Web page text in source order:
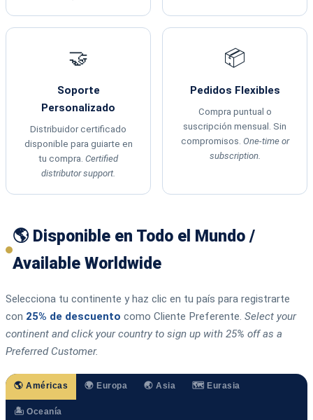
🤝
Soporte
Personalizado
Distribuidor certificado
disponible para guiarte en
tu compra. Certified
distributor support.
📦
Pedidos Flexibles
Compra puntual o
suscripción mensual. Sin
compromisos. One-time or
subscription.
🌎 Disponible en Todo el Mundo /
Available Worldwide
Selecciona tu continente y haz clic en tu país para registrarte
con 25% de descuento como Cliente Preferente. Select your
continent and click your country to sign up with 25% off as a
Preferred Customer.
🌎 Américas 🌍 Europa 🌏 Asia 🗺️ Eurasia
🏝️ Oceanía